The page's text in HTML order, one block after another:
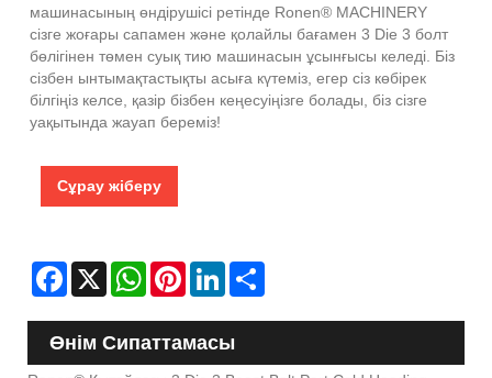
машинасының өндірушісі ретінде Ronen® MACHINERY
сізге жоғары сапамен және қолайлы бағамен 3 Die 3 болт
бөлігінен төмен суық тию машинасын ұсынғысы келеді. Біз
сізбен ынтымақтастықты асыға күтеміз, егер сіз көбірек
білгіңіз келсе, қазір бізбен кеңесуіңізге болады, біз сізге
уақытында жауап береміз!
Сұрау жіберу
Facebook
X WhatsAppPinterestLinkedIn
Өнім Сипаттамасы